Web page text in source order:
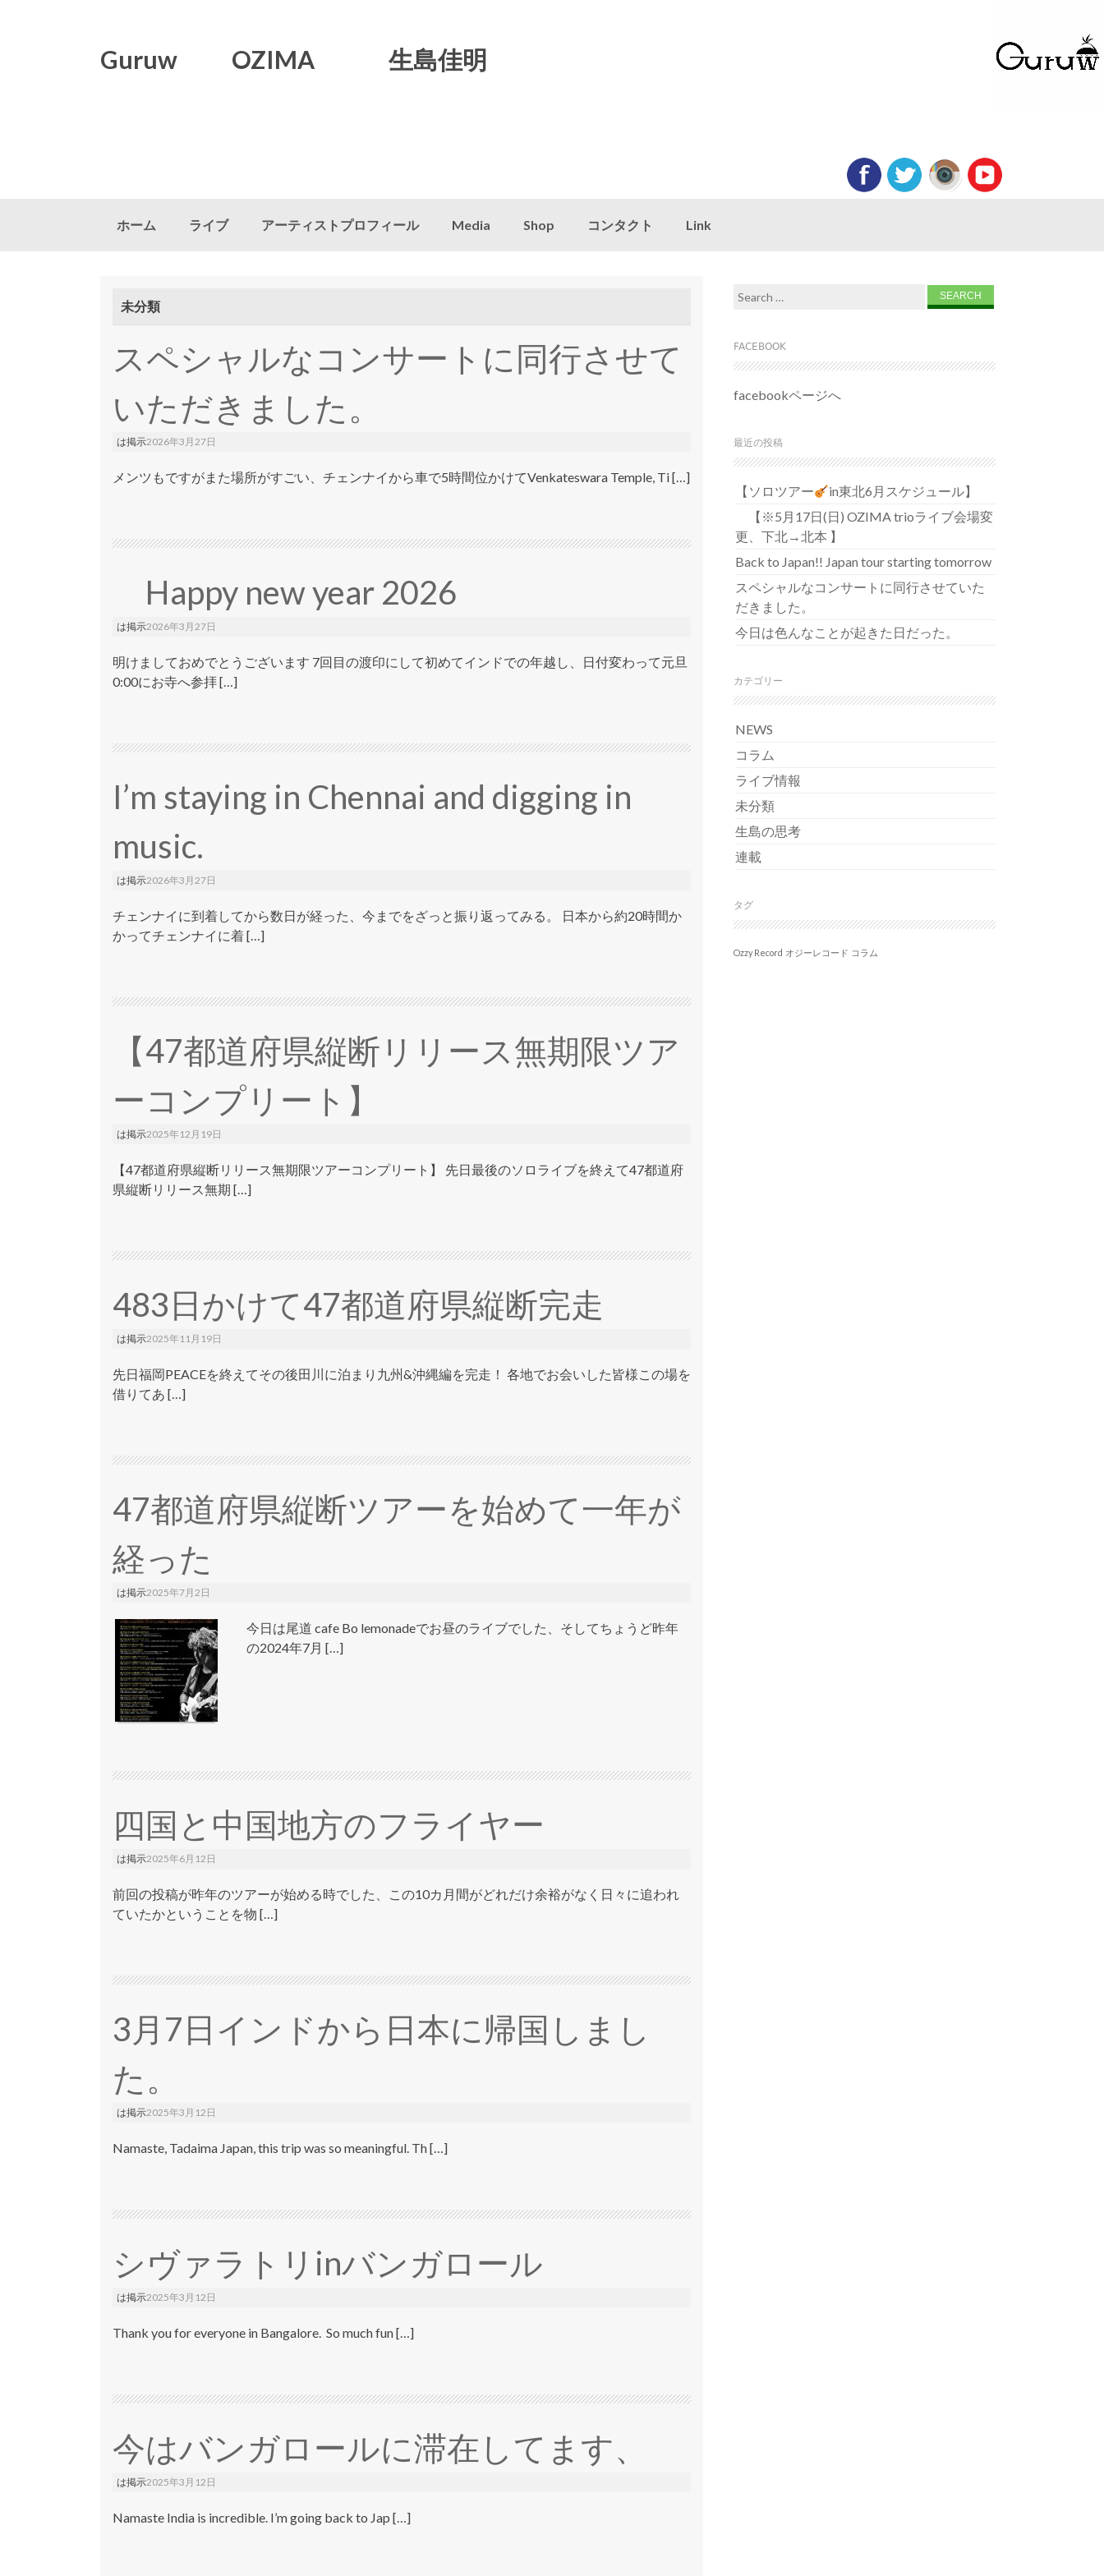
Guruw OZIMA 生島佳明
コンテンツにスキップ
ホーム ライブ アーティストプロフィール Media Shop コンタクト Link
未分類
スペシャルなコンサートに同行させて
いただきました。
は掲示2026年3月27日
メンツもですがまた場所がすごい、チェンナイから車で5時間位かけてVenkateswara Temple, Ti […]
Happy new year 2026
は掲示2026年3月27日
明けましておめでとうございます 7回目の渡印にして初めてインドでの年越し、日付変わって元旦
0:00にお寺へ参拝 […]
I’m staying in Chennai and digging in
music.
は掲示2026年3月27日
チェンナイに到着してから数日が経った、今までをざっと振り返ってみる。 日本から約20時間か
かってチェンナイに着 […]
【47都道府県縦断リリース無期限ツア
ーコンプリート】
は掲示2025年12月19日
【47都道府県縦断リリース無期限ツアーコンプリート】 先日最後のソロライブを終えて47都道府
県縦断リリース無期 […]
483日かけて47都道府県縦断完走
は掲示2025年11月19日
先日福岡PEACEを終えてその後田川に泊まり九州&沖縄編を完走！ 各地でお会いした皆様この場を
借りてあ […]
47都道府県縦断ツアーを始めて一年が
経った
は掲示2025年7月2日
今日は尾道 cafe Bo lemonadeでお昼のライブでした、そしてちょうど昨年
の2024年7月 […]
四国と中国地方のフライヤー
は掲示2025年6月12日
前回の投稿が昨年のツアーが始める時でした、この10カ月間がどれだけ余裕がなく日々に追われ
ていたかということを物 […]
3月7日インドから日本に帰国しまし
た。
は掲示2025年3月12日
Namaste, Tadaima Japan, this trip was so meaningful. Th […]
シヴァラトリinバンガロール
は掲示2025年3月12日
Thank you for everyone in Bangalore. So much fun […]
今はバンガロールに滞在してます、
は掲示2025年3月12日
Namaste India is incredible. I’m going back to Jap […]
Search for:
FACEBOOK
facebookページへ
最近の投稿
【ソロツアー
in東北6月スケジュール】
【※5月17日(日) OZIMA trioライブ会場変
更、下北→北本 】
Back to Japan!! Japan tour starting tomorrow
スペシャルなコンサートに同行させていた
だきました。
今日は色んなことが起きた日だった。
カテゴリー
NEWS
コラム
ライブ情報
未分類
生島の思考
連載
タグ
Ozzy Record オジーレコード コラム